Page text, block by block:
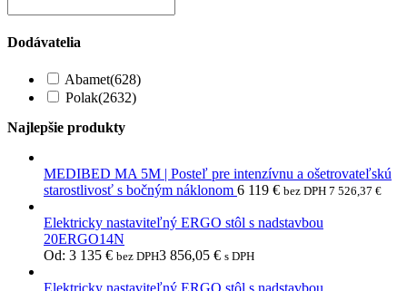
Dodávatelia
Abamet(628)
Polak(2632)
Najlepšie produkty
MEDIBED MA 5M | Posteľ pre intenzívnu a ošetrovateľskú
starostlivosť s bočným náklonom 6 119 € bez DPH 7 526,37 €
Elektricky nastaviteľný ERGO stôl s nadstavbou
20ERGO14N
Od: 3 135 € bez DPH3 856,05 € s DPH